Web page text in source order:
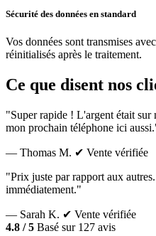
Sécurité des données en standard
Vos données sont transmises
réinitialisés après le traitement.
Ce que disent nos
"Super rapide ! L'argent était sur
mon prochain téléphone ici
— Thomas M. ✔ Vente vérifiée
"Prix juste par rapport aux
immédiatement."
— Sarah K. ✔ Vente vérifiée
4.8 / 5 Basé sur 127 avis